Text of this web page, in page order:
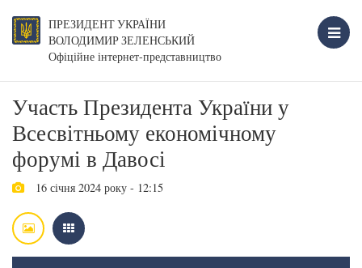
ПРЕЗИДЕНТ УКРАЇНИ
ВОЛОДИМИР ЗЕЛЕНСЬКИЙ
Офіційне інтернет-представництво
Участь Президента України у
Всесвітньому економічному
форумі в Давосі
16 січня 2024 року - 12:15